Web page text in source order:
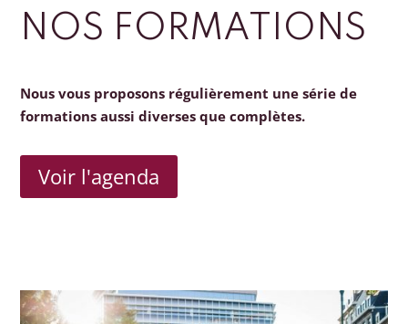
NOS FORMATIONS
Nous vous proposons régulièrement une série de
formations aussi diverses que complètes.
Voir l'agenda